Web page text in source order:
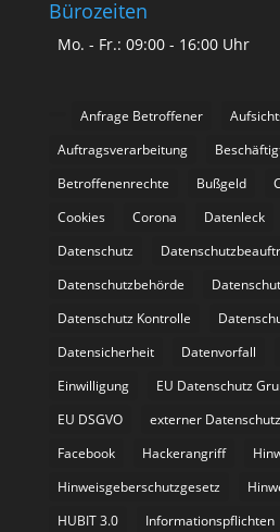
Bürozeiten
Mo. - Fr.: 09:00 - 16:00 Uhr
Anfrage Betroffener
Auftragsverarbeitung
Betroffenenrechte
Bußgeld
Cookies
Corona Datenleck
Datenschutz
Datenschutzbehörde
Datenschutz Kontrolle
Datensicherheit
Datenvorfall
Einwilligung
EU Datenschutz
EU DSGVO
externer
Facebook
Hackerangriff
Hinweisgeberschutzgesetz
HUBIT 3.0
Informationspflichten